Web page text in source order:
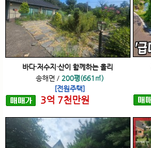
바다·저수지·산이 함께하는 올리
송해면 / 200평(661㎡)
[전원주택]
3억 7천만원